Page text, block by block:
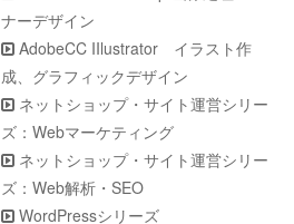
ナーデザイン
AdobeCC IIlustrator イラスト作
成、グラフィックデザイン
ネットショップ・サイト運営シリー
ズ：Webマーケティング
ネットショップ・サイト運営シリー
ズ：Web解析・SEO
WordPressシリーズ